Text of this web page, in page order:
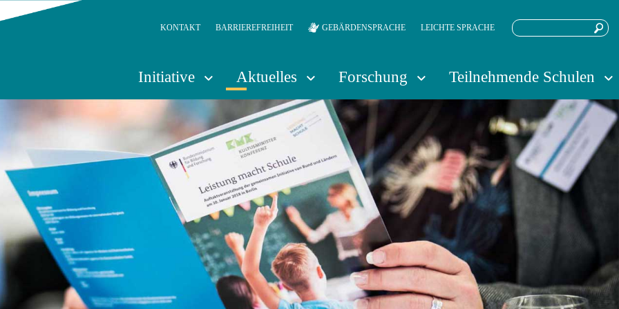
KONTAKT BARRIEREFREIHEIT GEBÄRDENSPRACHE LEICHTE SPRACHE Suchbegriff
Suche
Initiative Aktuelles Forschung Teilnehmende Schulen